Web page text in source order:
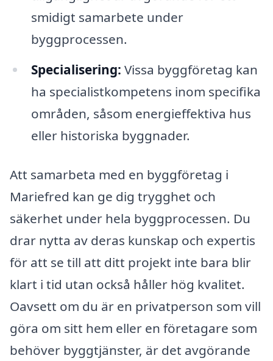
smidigt samarbete under
byggprocessen.
Specialisering: Vissa byggföretag kan
ha specialistkompetens inom specifika
områden, såsom energieffektiva hus
eller historiska byggnader.
Att samarbeta med en byggföretag i
Mariefred kan ge dig trygghet och
säkerhet under hela byggprocessen. Du
drar nytta av deras kunskap och expertis
för att se till att ditt projekt inte bara blir
klart i tid utan också håller hög kvalitet.
Oavsett om du är en privatperson som vill
göra om sitt hem eller en företagare som
behöver byggtjänster, är det avgörande